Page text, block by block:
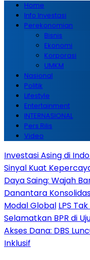
Home
Info Investasi
Perekonomian
Bisnis
Ekonomi
Korporasi
UMKM
Nasional
Politik
Lifestyle
Entertainment
INTERNASIONAL
Pers Rilis
Video
Investasi Asing di
Sinyal Kuat
Daya Saing: Wajah
Danantara
Modal Global LPS
Selamatkan BPR di
Akses Dana: DBS
Inklusif